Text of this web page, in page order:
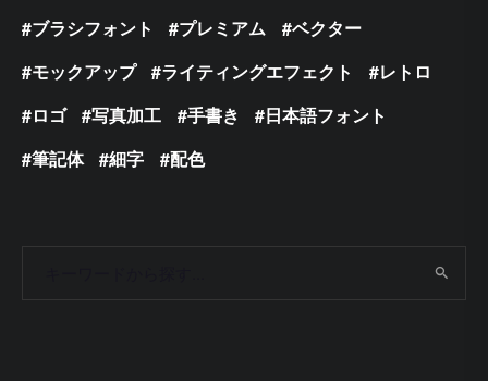
ブラシフォント
プレミアム
ベクター
モックアップ
ライティングエフェクト
レトロ
ロゴ
写真加工 手書き
日本語フォント
筆記体
細字 配色